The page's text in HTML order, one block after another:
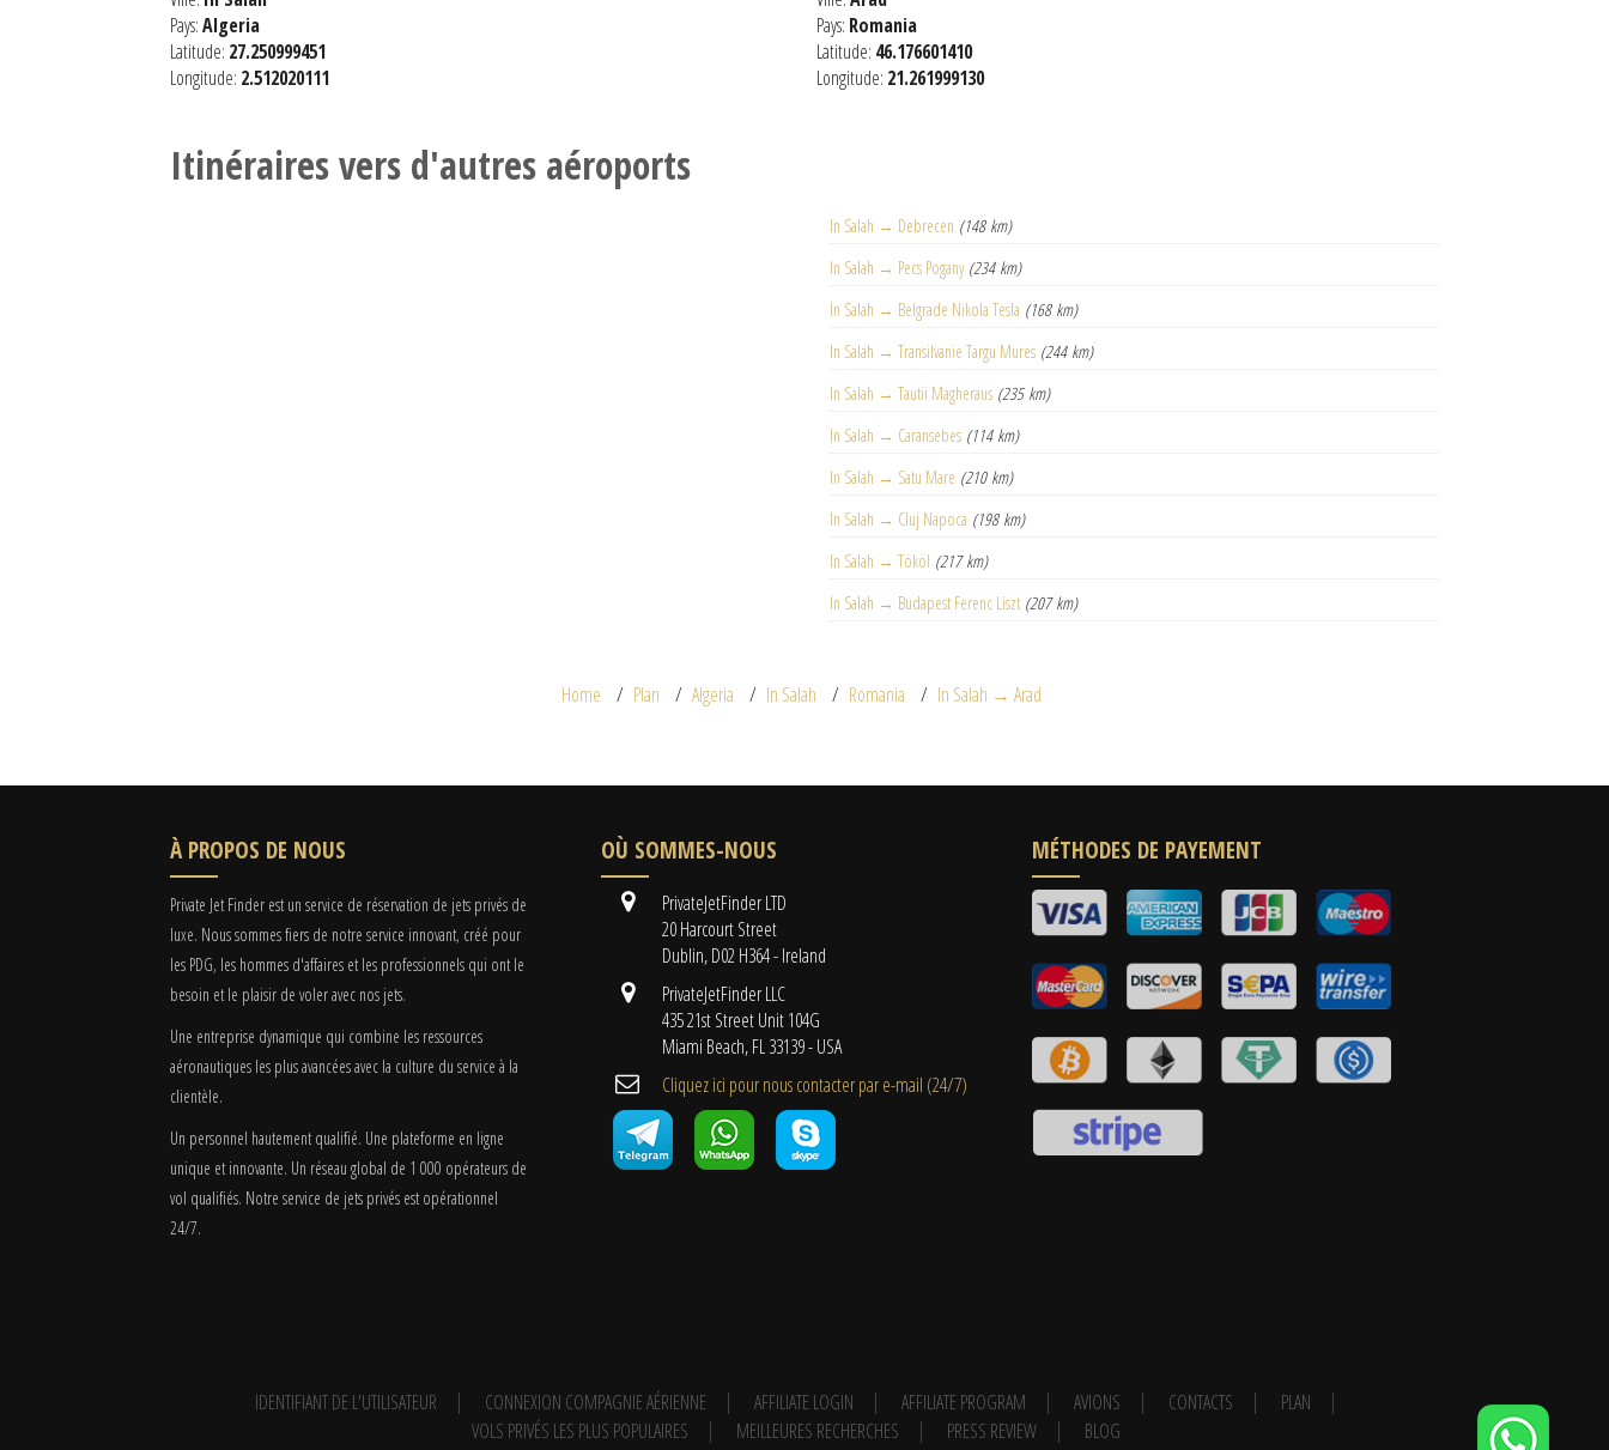
Pays:Algeria
Latitude: 27.250999451
Longitude: 2.512020111
Pays: Romania
Latitude: 46.176601410
Longitude: 21.261999130
Itinéraires vers d'autres aéroports
In Salah → Debrecen (148 km)
In Salah → Pecs Pogany (234 km)
In Salah → Belgrade Nikola Tesla (168 km)
In Salah → Transilvanie Targu Mures (244 km)
In Salah → Tautii Magheraus (235 km)
In Salah → Caransebes (114 km)
In Salah → Satu Mare (210 km)
In Salah → Cluj Napoca (198 km)
In Salah → Tököl (217 km)
In Salah → Budapest Ferenc Liszt (207 km)
Home Plan Algeria In Salah Romania In Salah → Arad
À PROPOS DE NOUS
Private Jet Finder est un service de réservation de jets privés de
luxe. Nous sommes fiers de notre service innovant, créé pour
les PDG, les hommes d'affaires et les professionnels qui ont le
besoin et le plaisir de voler avec nos jets.
Une entreprise dynamique qui combine les ressources
aéronautiques les plus avancées avec la culture du service à la
clientèle.
Un personnel hautement qualifié. Une plateforme en ligne
unique et innovante. Un réseau global de 1 000 opérateurs de
vol qualifiés. Notre service de jets privés est opérationnel
24/7.
OÙ SOMMES-NOUS
PrivateJetFinder LTD
20 Harcourt Street
Dublin, D02 H364 - Ireland
PrivateJetFinder LLC
435 21st Street Unit 104G
Miami Beach, FL 33139 - USA
Cliquez ici pour nous contacter par e-mail (24/7)
MÉTHODES DE PAYEMENT
IDENTIFIANT DE L'UTILISATEUR CONNEXION COMPAGNIE AÉRIENNE AFFILIATE LOGIN AFFILIATE PROGRAM AVIONS CONTACTS
PLAN
VOLS PRIVÉS LES PLUS POPULAIRES
MEILLEURES RECHERCHES PRESS REVIEW BLOG